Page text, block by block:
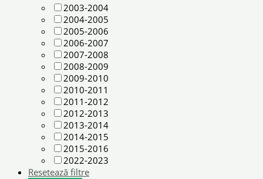
2003-2004
2004-2005
2005-2006
2006-2007
2007-2008
2008-2009
2009-2010
2010-2011
2011-2012
2012-2013
2013-2014
2014-2015
2015-2016
2022-2023
Resetează filtre